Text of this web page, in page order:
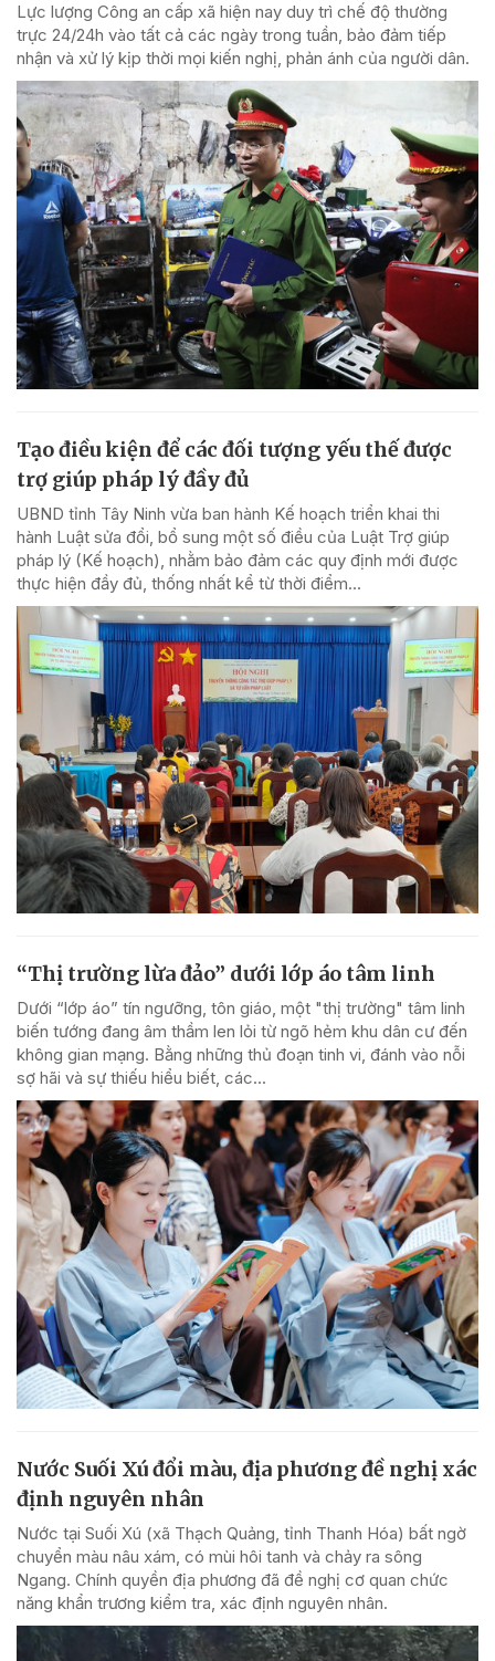
Lực lượng Công an cấp xã hiện nay duy trì chế độ thường
trực 24/24h vào tất cả các ngày trong tuần, bảo đảm tiếp
nhận và xử lý kịp thời mọi kiến nghị, phản ánh của người dân.
Tạo điều kiện để các đối tượng yếu thế được
trợ giúp pháp lý đầy đủ
UBND tỉnh Tây Ninh vừa ban hành Kế hoạch triển khai thi
hành Luật sửa đổi, bổ sung một số điều của Luật Trợ giúp
pháp lý (Kế hoạch), nhằm bảo đảm các quy định mới được
thực hiện đầy đủ, thống nhất kể từ thời điểm...
“Thị trường lừa đảo” dưới lớp áo tâm linh
Dưới “lớp áo” tín ngưỡng, tôn giáo, một "thị trường" tâm linh
biến tướng đang âm thầm len lỏi từ ngõ hẻm khu dân cư đến
không gian mạng. Bằng những thủ đoạn tinh vi, đánh vào nỗi
sợ hãi và sự thiếu hiểu biết, các...
Nước Suối Xú đổi màu, địa phương đề nghị xác
định nguyên nhân
Nước tại Suối Xú (xã Thạch Quảng, tỉnh Thanh Hóa) bất ngờ
chuyển màu nâu xám, có mùi hôi tanh và chảy ra sông
Ngang. Chính quyền địa phương đã đề nghị cơ quan chức
năng khẩn trương kiểm tra, xác định nguyên nhân.